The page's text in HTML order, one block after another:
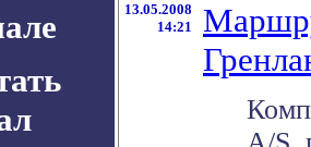
13.05.2008
14:21